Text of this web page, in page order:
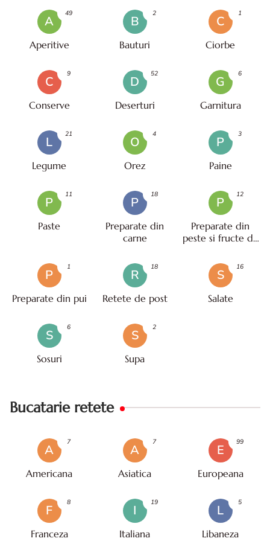
A
Aperitive
49
B
Bauturi
2
C
Ciorbe
1
C
Conserve
9
D
Deserturi
52
G
Garnitura
6
L
Legume
21
O
Orez
4
P
Paine
3
P
Paste
11
P
Preparate din
carne
18
P
Preparate din
peste si fructe de
12
P
Preparate din pui
1
R
Retete de post
18
S
Salate
16
S
Sosuri
6
S
Supa
2
Bucatarie retete
A
Americana
7
A
Asiatica
7
E
Europeana
99
F
Franceza
8
I
Italiana
19
L
Libaneza
5